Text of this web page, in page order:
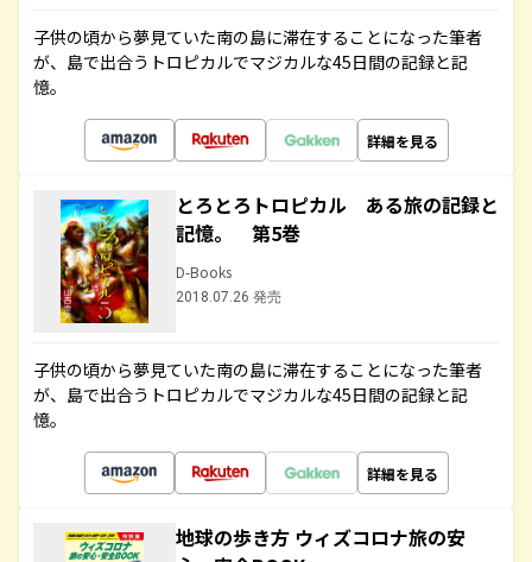
子供の頃から夢見ていた南の島に滞在することになった筆者
が、島で出合うトロピカルでマジカルな45日間の記録と記
憶。
詳細を見る
とろとろトロピカル ある旅の記録と
記憶。 第5巻
D-Books
2018.07.26 発売
子供の頃から夢見ていた南の島に滞在することになった筆者
が、島で出合うトロピカルでマジカルな45日間の記録と記
憶。
詳細を見る
地球の歩き方 ウィズコロナ旅の安